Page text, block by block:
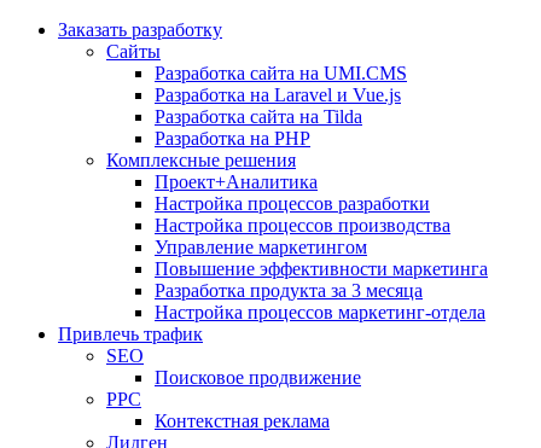
Заказать разработку
Сайты
Разработка сайта на UMI.CMS
Разработка на Laravel и Vue.js
Разработка сайта на Tilda
Разработка на PHP
Комплексные решения
Проект+Аналитика
Настройка процессов разработки
Настройка процессов производства
Управление маркетингом
Повышение эффективности маркетинга
Разработка продукта за 3 месяца
Настройка процессов маркетинг-отдела
Привлечь трафик
SEO
Поисковое продвижение
PPC
Контекстная реклама
Лидген